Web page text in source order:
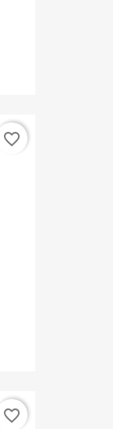
favorite_border
favorite_border